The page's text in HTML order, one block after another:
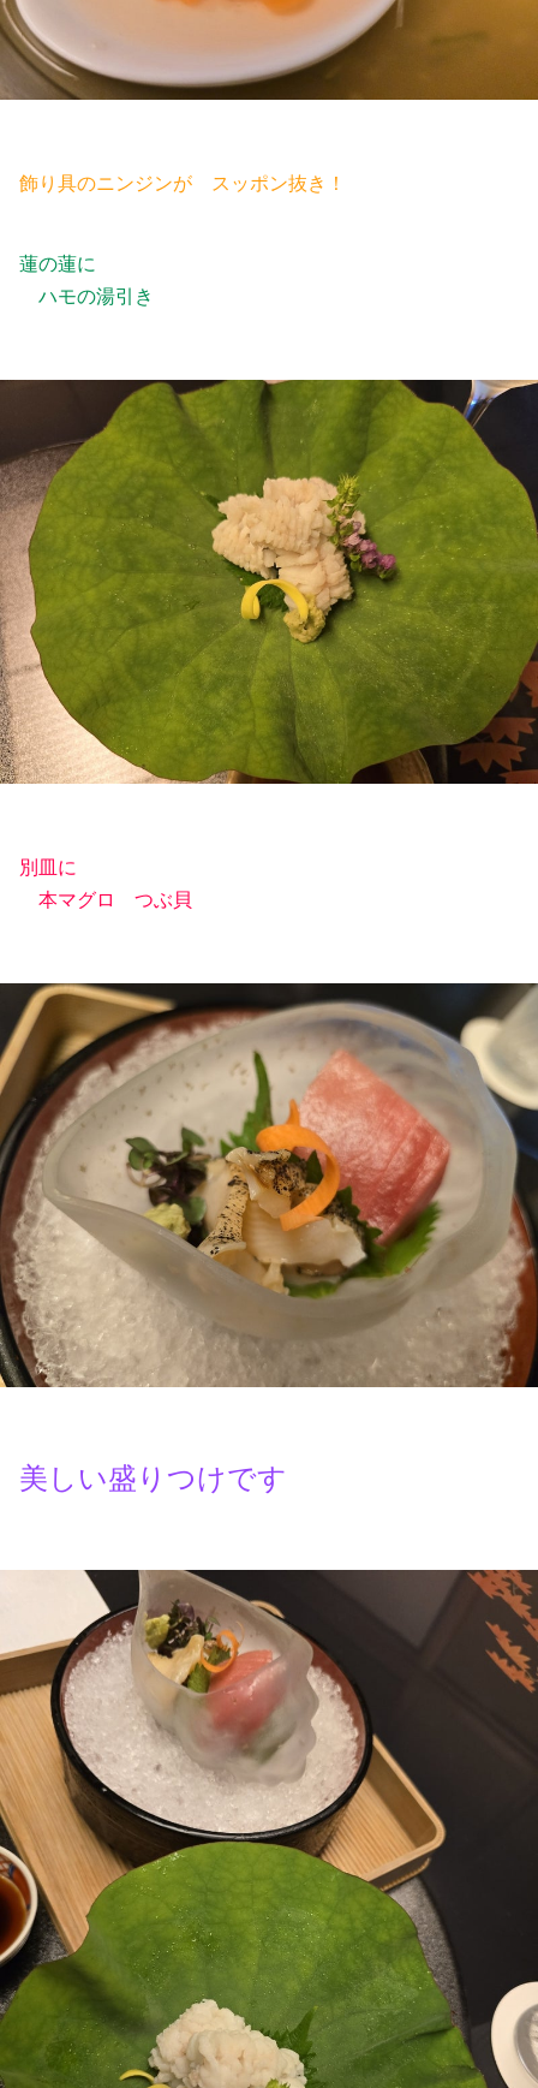
飾り具のニンジンが スッポン抜き！
蓮の蓮に
ハモの湯引き
別皿に
本マグロ つぶ貝
美しい盛りつけです